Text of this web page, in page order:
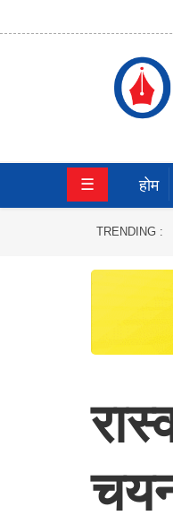
बैंक/
☰ होम
TRENDING :